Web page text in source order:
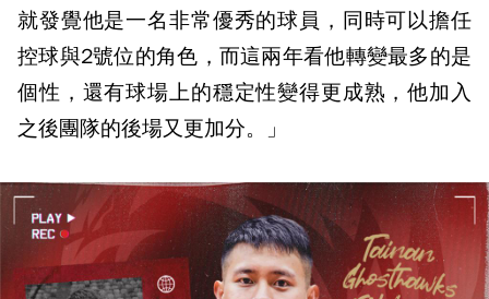
就發覺他是一名非常優秀的球員，同時可以擔任
控球與2號位的角色，而這兩年看他轉變最多的是
個性，還有球場上的穩定性變得更成熟，他加入
之後團隊的後場又更加分。」